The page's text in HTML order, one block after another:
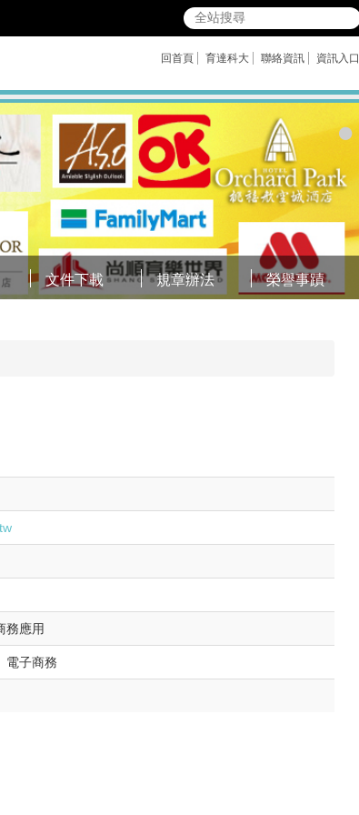
回首頁 育達科大 聯絡資訊 資訊入口
文件下載 規章辦法 榮譽事蹟
務應用
電子商務